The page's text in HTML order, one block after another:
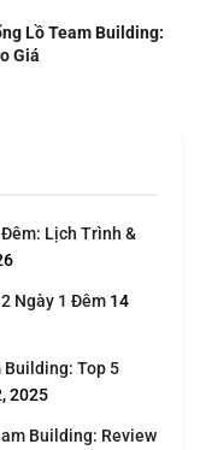
Lồ Team Building:
Giá
Lịch Trình &
Ngày 1 Đêm 14
Building: Top 5
2025
Building: Review